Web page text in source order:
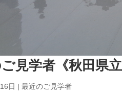
見学者《秋田県
日 |最近のご見学者